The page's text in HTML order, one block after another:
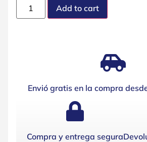
Add to cart
Envió gratis en la compra
Compra y entrega segura